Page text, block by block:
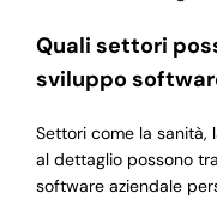
Quali settori
sviluppo
Settori come la sanità,
al dettaglio possono
software aziendale